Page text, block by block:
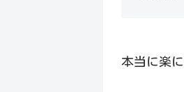
本当に楽